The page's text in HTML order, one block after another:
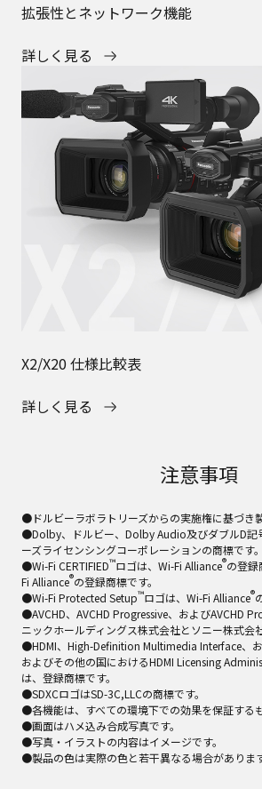
拡張性とネットワーク機能
詳しく見る
X2/X20 仕様比較表
詳しく見る
注意事項
●ドルビーラボラトリーズからの実施権に基づき
●Dolby、ドルビー、Dolby Audio及びダブルD記
ーズライセンシングコーポレーションの商標です。
●Wi-Fi CERTIFIED™ロゴは、Wi-Fi Alliance®の登録
Fi Alliance®の登録商標です。
●Wi-Fi Protected Setup™ロゴは、Wi-Fi Alliance®
●AVCHD、AVCHD Progressive、およびAVCHD
ニックホールディングス株式会社とソニー株式会
●HDMI、High-Definition Multimedia Interface、
およびその他の国におけるHDMI Licensing
は、登録商標です。
●SDXCロゴはSD-3C,LLCの商標です。
●各機能は、すべての環境下での効果を保証する
●画面はハメ込み合成写真です。
●写真・イラストの内容はイメージです。
●製品の色は実際の色と若干異なる場合があります